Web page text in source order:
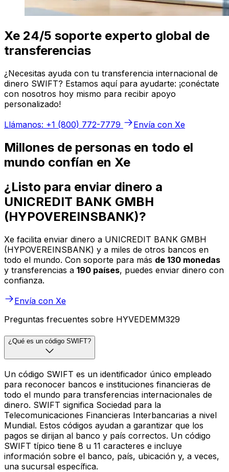
Xe 24/5 soporte experto global de
transferencias
¿Necesitas ayuda con tu transferencia internacional de
dinero SWIFT? Estamos aquí para ayudarte: ¡conéctate
con nosotros hoy mismo para recibir apoyo
personalizado!
Llámanos: +1 (800) 772-7779
Envía con Xe
Millones de personas en todo el
mundo confían en Xe
¿Listo para enviar dinero a
UNICREDIT BANK GMBH
(HYPOVEREINSBANK)?
Xe facilita enviar dinero a UNICREDIT BANK GMBH
(HYPOVEREINSBANK) y a miles de otros bancos en
todo el mundo. Con soporte para más de 130 monedas
y transferencias a 190 países, puedes enviar dinero con
confianza.
Envía con Xe
Preguntas frecuentes sobre HYVEDEMM329
¿Qué es un código SWIFT?
Un código SWIFT es un identificador único empleado
para reconocer bancos e instituciones financieras de
todo el mundo para transferencias internacionales de
dinero. SWIFT significa Sociedad para la
Telecomunicaciones Financieras Interbancarias a nivel
Mundial. Estos códigos ayudan a garantizar que los
pagos se dirijan al banco y país correctos. Un código
SWIFT típico tiene 8 u 11 caracteres e incluye
información sobre el banco, país, ubicación y, a veces,
una sucursal específica.